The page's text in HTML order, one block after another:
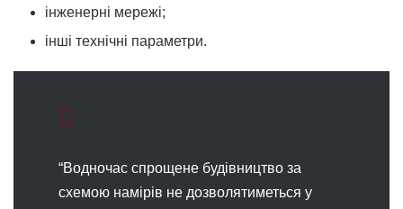
інженерні мережі;
інші технічні параметри.
“Водночас спрощене будівництво за
схемою намірів не дозволятиметься у